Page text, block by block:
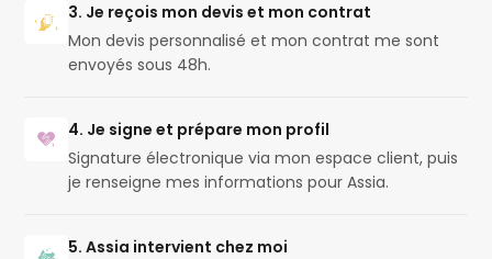
3. Je reçois mon devis et mon contrat
Mon devis personnalisé et mon contrat me sont
envoyés sous 48h.
4. Je signe et prépare mon profil
Signature électronique via mon espace client, puis
je renseigne mes informations pour Assia.
5. Assia intervient chez moi